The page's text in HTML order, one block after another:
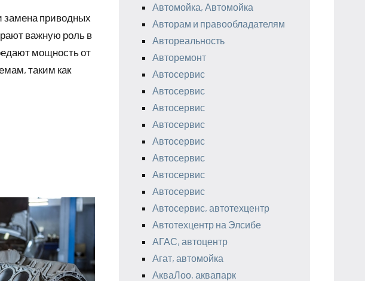
замена приводных
важную роль в
мощность от
таким как
Автомойка, Автомойка
Авторам и правообладателям
Автореальность
Авторемонт
Автосервис
Автосервис
Автосервис
Автосервис
Автосервис
Автосервис
Автосервис
Автосервис
Автосервис, автотехцентр
Автотехцентр на Элсибе
АГАС, автоцентр
Агат, автомойка
АкваЛоо, аквапарк